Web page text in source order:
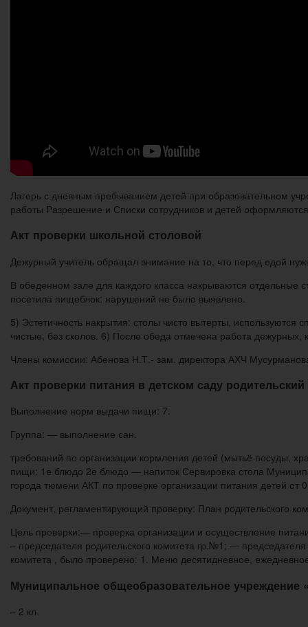
Лагерь с дневным пребыванием детей при образовательном
работы Разрешение и Списки сотрудников и детей
Акт проверки школьной столовой
Дежурный учитель обращал внимание на то, что перед едой
В обеденном зале для каждого класса накрываются отдельные
посетила пищеблок: нарушений не было выявлено.
5) Эстетичность накрытия: столы чисто вытерты,
чистые, без сколов. 6) После обеда отмечена работа дежурных,
Члены комиссии: Абенова Н.Т.- зам. директора АХЧ
Акт проверки питания в детском саду
Выполнение норм выдачи пищи: 7.
Группа: — выполнение сан.
требований по организации кормления детей (мытьё посуды,
пищи: 1е блюдо 2е блюдо — напиток Сервировка стола
города тюмени АКТ по проверке организации питания детей от
Документ, регламентирующий проверку: План родительского
Цель проверки:— проверка организации и осуществление
– председателя родительского комитета гр.№1; —
комитета , было проверено: 1. Меню десятидневное,
Муниципальное общеобразовательное
– 2 кл.